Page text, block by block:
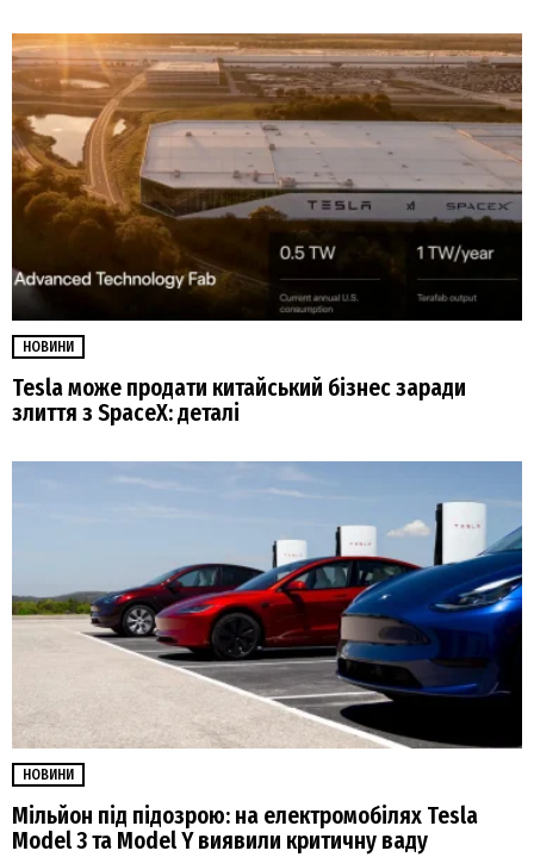
НОВИНИ
Tesla може продати китайський бізнес заради
злиття з SpaceX: деталі
НОВИНИ
Мільйон під підозрою: на електромобілях Tesla
Model 3 та Model Y виявили критичну ваду